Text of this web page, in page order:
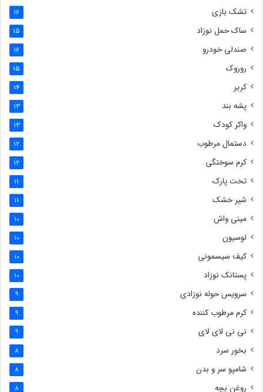
تشک بازی 16
ساک حمل نوزاد 15
صندلی خودرو 16
روروک 15
کریر 14
پشه بند 13
واکر کودک 13
دستمال مرطوب 12
کرم سوختگی 12
تخت پارک 11
شیر خشک 11
مینی واش 10
لوسیون 10
کیف سیسمونی 10
پستانک نوزاد 10
سرویس حوله نوزادی 9
کرم مرطوب کننده 9
نی نی لای لای 9
بخور سرد 8
شامپو سر و بدن 8
روغن بچه 8